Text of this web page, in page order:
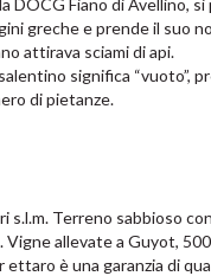
DOCG Fiano di Avellino,
greche e prende il suo
attirava sciami di api.
significa “vuoto”,
di pietanze.
s.l.m. Terreno sabbioso
Vigne allevate a Guyot,
ettaro è una garanzia di